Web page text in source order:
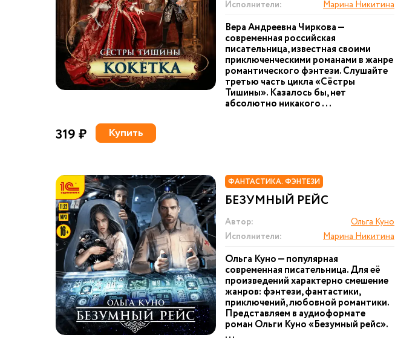
Исполнители:
Марина Никитина
Вера Андреевна Чиркова —
современная российская
писательница, известная своими
приключенческими романами в жанре
романтического фэнтези. Слушайте
третью часть цикла «Сёстры
Тишины». Казалось бы, нет
абсолютно никакого ...
319 ₽ Купить
ФАНТАСТИКА. ФЭНТЕЗИ
БЕЗУМНЫЙ РЕЙС
Автор:
Ольга Куно
Исполнители:
Марина Никитина
Ольга Куно — популярная
современная писательница. Для её
произведений характерно смешение
жанров: фэнтези, фантастики,
приключений, любовной романтики.
Представляем в аудиоформате
роман Ольги Куно «Безумный рейс».
...